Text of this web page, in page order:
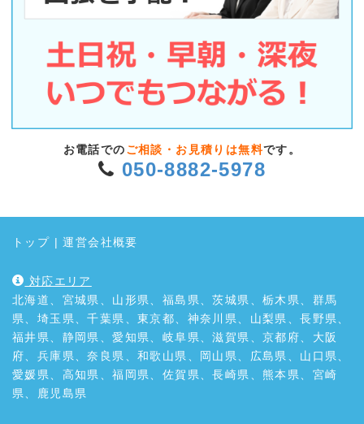
世保北 / 隆城町 / 領下 / 六条 / 六条江東 / 六条大溝 /
六条片田 / 六条福寿町 / 六条東 / 六条南 / 六条北 / 若
杉町 / 若竹町 / 若福町 / 若松町 / 若宮町
お電話での ご相談・お見積りは無料です。
050-8882-5978
トップ |運営会社概要
対応エリア
北海道、宮城県、山形県、福島県、茨城県、栃木県、群馬
県、埼玉県、千葉県、東京都、神奈川県、山梨県、長野県、
福井県、静岡県、愛知県、岐阜県、滋賀県、京都府、大阪
府、兵庫県、奈良県、和歌山県、岡山県、広島県、山口県、
愛媛県、高知県、福岡県、佐賀県、長崎県、熊本県、宮崎
県、鹿児島県